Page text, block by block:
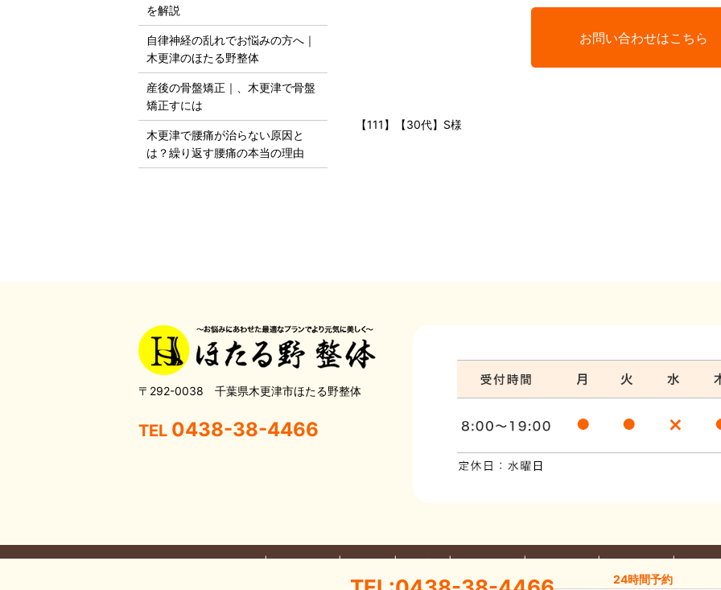
お問い合わせはこちら
【111】【30代】S様
を解説
自律神経の乱れでお悩みの方へ｜
木更津のほたる野整体
産後の骨盤矯正｜、木更津で骨盤
矯正すには
木更津で腰痛が治らない原因と
は？繰り返す腰痛の本当の理由
〒292-0038 千葉県木更津市ほたる野整体
TEL 0438-38-4466
24時間予約